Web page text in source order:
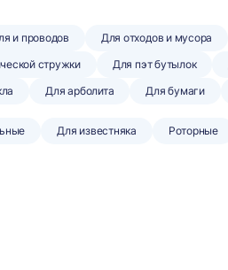
и проводов Для отходов и мусора
стружки Для пэт бутылок
Для арболита Для бумаги
Для известняка Роторные